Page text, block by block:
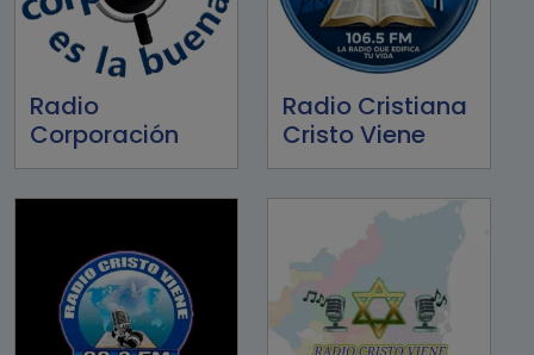
Radio
Corporación
Radio Cristiana
Cristo Viene